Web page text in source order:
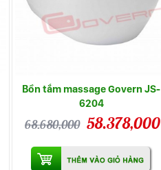
Bồn tắm massage Govern JS-
6204
68.680,000 58.378,000